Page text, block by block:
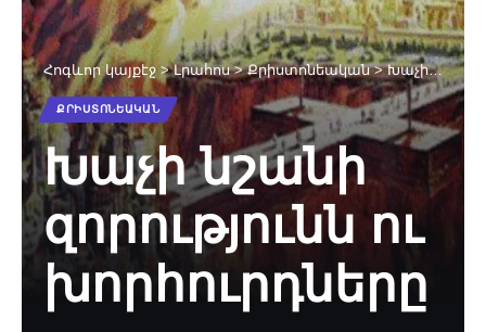
Հոգևոր կայքէջ>Լրահոս>Քրիստոնեական>Խաչի նշանի զորությունն ու խորհուրդները
ՔՐԻՍՏՈՆԵԱԿԱՆ
Խաչի նշանի
զորությունն ու
խորհուրդները